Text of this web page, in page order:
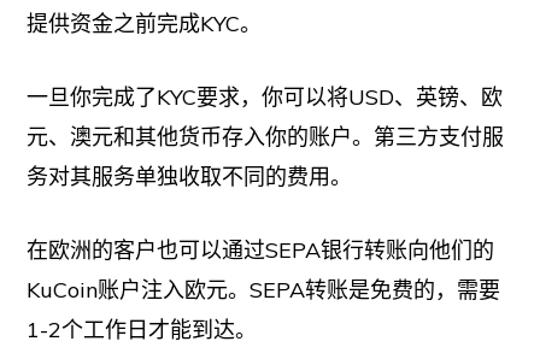
提供资金之前完成KYC。
一旦你完成了KYC要求，你可以将USD、英镑、欧
元、澳元和其他货币存入你的账户。第三方支付服
务对其服务单独收取不同的费用。
在欧洲的客户也可以通过SEPA银行转账向他们的
KuCoin账户注入欧元。SEPA转账是免费的，需要
1-2个工作日才能到达。